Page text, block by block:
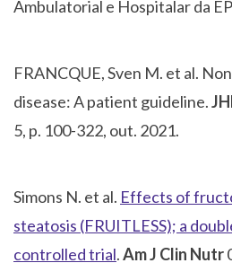
Ambulatorial e Hospitalar da
FRANCQUE, Sven M. et al.
disease: A patient guideline.
5, p. 100-322, out. 2021.
Simons N. et al. Effects of
steatosis (FRUITLESS); a
controlled trial.Am J Clin Nutr